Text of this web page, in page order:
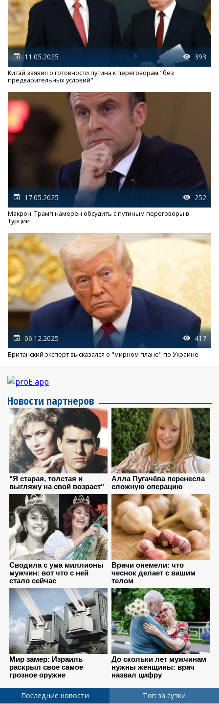
11.05.2025 393
Китай заявил о готовности путина к переговорам "без
предварительных условий"
17.05.2025 252
Макрон: Трамп намерен обсудить с путиным переговоры в
Турции
06.12.2025 417
Британский эксперт высказался о "мирном плане" по Украине
Новости партнеров
Последние новости Топ за сутки